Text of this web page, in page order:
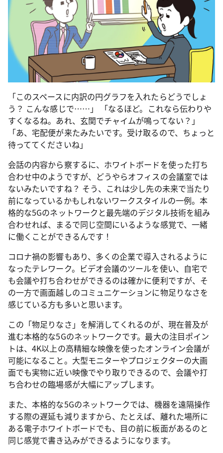
「このスペースに内訳の円グラフを入れたらどうでしょ
う？ こんな感じで……」 「なるほど。これなら伝わりや
すくなるね。あれ、玄関でチャイムが鳴ってない？」
「あ、宅配便が来たみたいです。受け取るので、ちょっと
待っててくださいね」
会話の内容から察するに、ホワイトボードを使った打ち
合わせ中のようですが、どうやらオフィスの会議室では
ないみたいですね？ そう、これは少し先の未来で当たり
前になっているかもしれないワークスタイルの一例。本
格的な5Gのネットワークと最先端のデジタル技術を組み
合わせれば、まるで同じ空間にいるような感覚で、一緒
に働くことができるんです！
コロナ禍の影響もあり、多くの企業で導入されるように
なったテレワーク。ビデオ会議のツールを使い、自宅で
も会議や打ち合わせができるのは確かに便利ですが、そ
の一方で画面越しのコミュニケーションに物足りなさを
感じている方も多いと思います。
この「物足りなさ」を解消してくれるのが、現在普及が
進む本格的な5Gのネットワークです。最大の注目ポイン
トは、4K以上の高精細な映像を使ったオンライン会議が
可能になること。大型モニターやプロジェクターの大画
面でも実物に近い映像でやり取りできるので、会議や打
ち合わせの臨場感が大幅にアップします。
また、本格的な5Gのネットワークでは、機器を遠隔操作
する際の遅延も減りますから、たとえば、離れた場所に
ある電子ホワイトボードでも、目の前に板面があるのと
同じ感覚で書き込みができるようになります。